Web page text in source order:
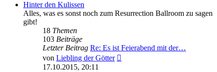
Hinter den Kulissen
Alles, was es sonst noch zum Resurrection Ballroom zu sagen
gibt!
18 Themen
103 Beiträge
Letzter Beitrag Re: Es ist Feierabend mit der…
von Liebling der Götter
17.10.2015, 20:11